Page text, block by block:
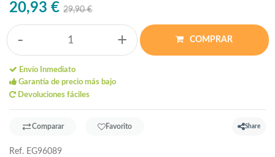
20,93 € 29,90 €
- + COMPRAR
Envío Inmediato
Garantía de precio más bajo
Devoluciones fáciles
Comparar Favorito Share
Ref. EG96089